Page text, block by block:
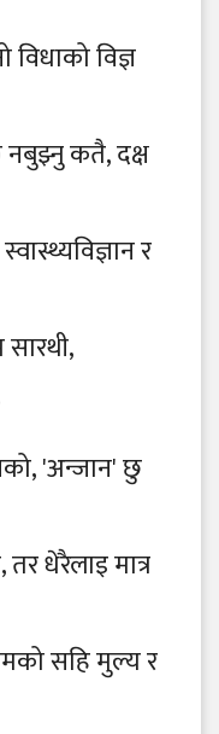
विज्ञ
नबुझ्नु कतै, दक्ष
र
'अन्जान' छु
तर धेरैलाइ मात्र
सहि मुल्य र